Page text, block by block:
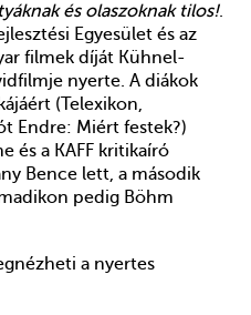
és olaszoknak tilos!.
Egyesület és az
filmek díját Kühnel-
nyerte. A diákok
(Telexikon,
Endre: Miért festek?)
és a KAFF kritikaíró
Bence lett, a második
pedig Böhm
a nyertes